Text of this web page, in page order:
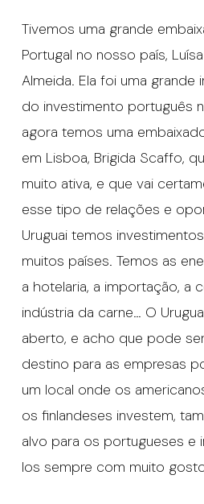
Tivemos uma grande
Portugal no nosso país,
Almeida. Ela foi uma grande
do investimento português
agora temos uma
em Lisboa, Brigida Scaffo,
muito ativa, e que vai
esse tipo de relações e
Uruguai temos
muitos países. Temos as
a hotelaria, a importação, a
indústria da carne… O
aberto, e acho que pode
destino para as empresas
um local onde os
os finlandeses investem,
alvo para os portugueses e
los sempre com muito